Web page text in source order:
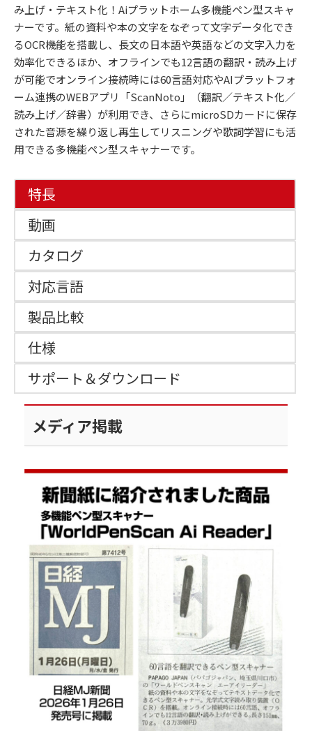
み上げ・テキスト化！Aiプラットホーム多機能ペン型スキャ
ナーです。紙の資料や本の文字をなぞって文字データ化でき
るOCR機能を搭載し、長文の日本語や英語などの文字入力を
効率化できるほか、オフラインでも12言語の翻訳・読み上げ
が可能でオンライン接続時には60言語対応やAIプラットフォ
ーム連携のWEBアプリ「ScanNoto」（翻訳／テキスト化／
読み上げ／辞書）が利用でき、さらにmicroSDカードに保存
された音源を繰り返し再生してリスニングや歌詞学習にも活
用できる多機能ペン型スキャナーです。
特長
動画
カタログ
対応言語
製品比較
仕様
サポート＆ダウンロード
メディア掲載